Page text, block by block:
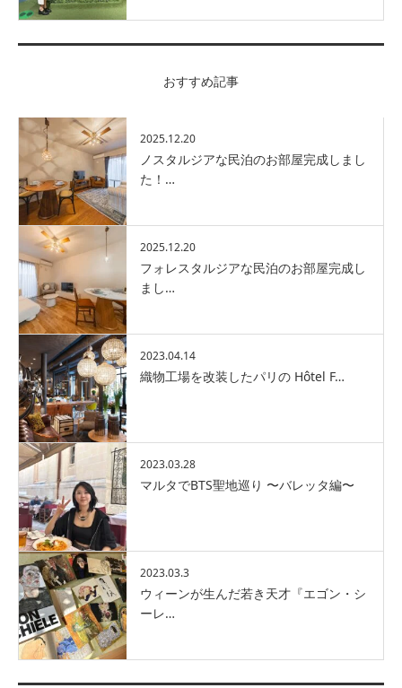
おすすめ記事
2025.12.20
ノスタルジアな民泊のお部屋完成しまし
た！…
2025.12.20
フォレスタルジアな民泊のお部屋完成し
まし…
2023.04.14
織物工場を改装したパリの Hôtel F…
2023.03.28
マルタでBTS聖地巡り 〜バレッタ編〜
2023.03.3
ウィーンが生んだ若き天才『エゴン・シ
ーレ…